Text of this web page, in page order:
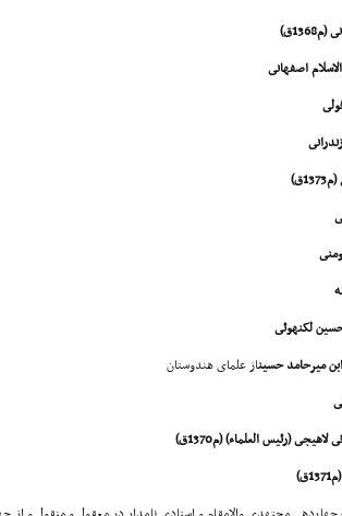
از علماى هندوستان